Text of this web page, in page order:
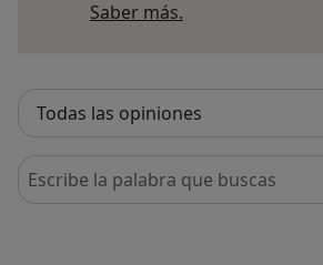
Saber más.
Busca en opiniones